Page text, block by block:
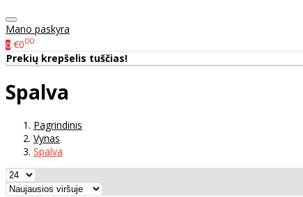
Mano paskyra
0 €000
Prekių krepšelis tuščias!
Spalva
Pagrindinis
Vynas
Spalva